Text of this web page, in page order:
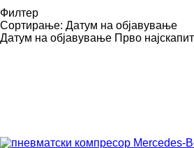
Филтер
Сортирање: Датум на објавување
Датум на објавување Прво